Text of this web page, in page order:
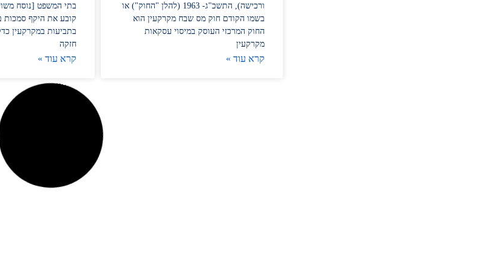
ורכישה), התשכ"ג- 1963 (להלן "החוק") או
בשמו הקודם חוק מס שבח מקרקעין הוא
החוק המרכזי העוסק במיסוי עסקאות
מקרקעין
קרא עוד »
קובע את היקף
בתביעות במקרקעין
חזקה
קרא עוד »